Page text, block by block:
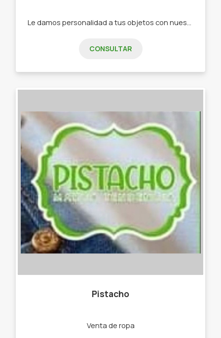
CONSULTAR
Pistacho
Venta de ropa